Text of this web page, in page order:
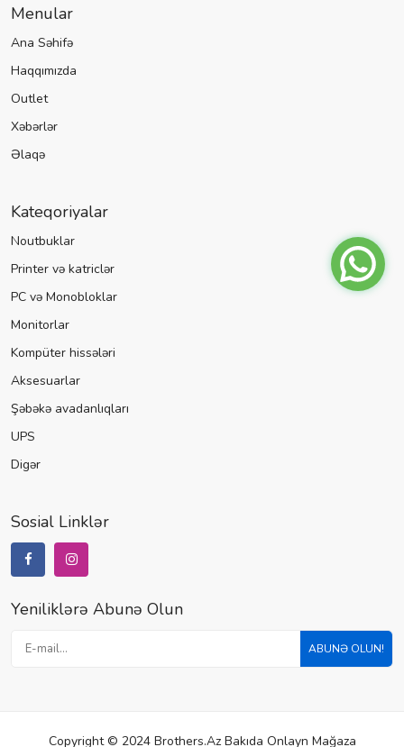
Menular
Ana Səhifə
Haqqımızda
Outlet
Xəbərlər
Əlaqə
Kateqoriyalar
Noutbuklar
Printer və katriclər
PC və Monobloklar
Monitorlar
Kompüter hissələri
Aksesuarlar
Şəbəkə avadanlıqları
UPS
Digər
Sosial Linklər
Yeniliklərə Abunə Olun
ABUNƏ OLUN!
Copyright © 2024 Brothers.az Bakıda Onlayn Mağaza